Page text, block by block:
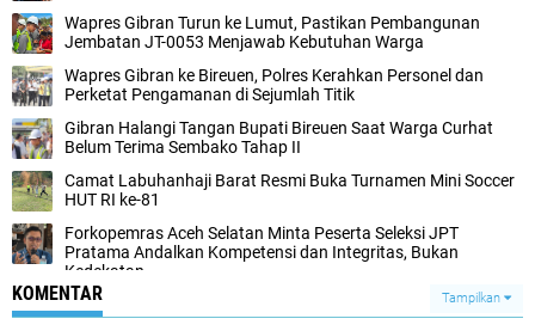
Wapres Gibran Turun ke Lumut, Pastikan Pembangunan
Jembatan JT-0053 Menjawab Kebutuhan Warga
Wapres Gibran ke Bireuen, Polres Kerahkan Personel dan
Perketat Pengamanan di Sejumlah Titik
Gibran Halangi Tangan Bupati Bireuen Saat Warga Curhat
Belum Terima Sembako Tahap II
Camat Labuhanhaji Barat Resmi Buka Turnamen Mini Soccer
HUT RI ke-81
Forkopemras Aceh Selatan Minta Peserta Seleksi JPT
Pratama Andalkan Kompetensi dan Integritas, Bukan
Kedekatan
KOMENTAR Tampilkan